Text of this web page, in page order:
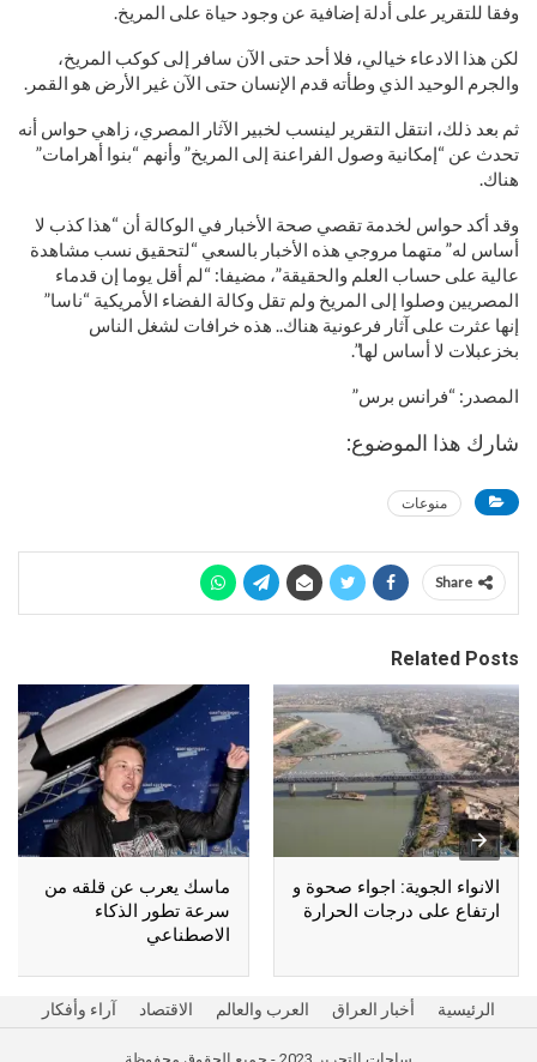
وفقا للتقرير على أدلة إضافية عن وجود حياة على المريخ.
لكن هذا الادعاء خيالي، فلا أحد حتى الآن سافر إلى كوكب المريخ،
والجرم الوحيد الذي وطأته قدم الإنسان حتى الآن غير الأرض هو القمر.
ثم بعد ذلك، انتقل التقرير لينسب لخبير الآثار المصري، زاهي حواس أنه
تحدث عن “إمكانية وصول الفراعنة إلى المريخ” وأنهم “بنوا أهرامات”
هناك.
وقد أكد حواس لخدمة تقصي صحة الأخبار في الوكالة أن “هذا كذب لا
أساس له” متهما مروجي هذه الأخبار بالسعي “لتحقيق نسب مشاهدة
عالية على حساب العلم والحقيقة”، مضيفا: “لم أقل يوما إن قدماء
المصريين وصلوا إلى المريخ ولم تقل وكالة الفضاء الأمريكية “ناسا”
إنها عثرت على آثار فرعونية هناك.. هذه خرافات لشغل الناس
بخزعبلات لا أساس لها”.
المصدر: “فرانس برس”
شارك هذا الموضوع:
منوعات
Share
Related Posts
الانواء الجوية: اجواء صحوة و
ارتفاع على درجات الحرارة
ماسك يعرب عن قلقه من
سرعة تطور الذكاء
الاصطناعي
الرئيسية أخبار العراق العرب والعالم الاقتصاد آراء وأفكار